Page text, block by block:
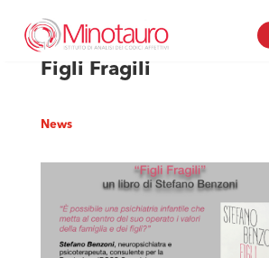
Figli Fragili
News